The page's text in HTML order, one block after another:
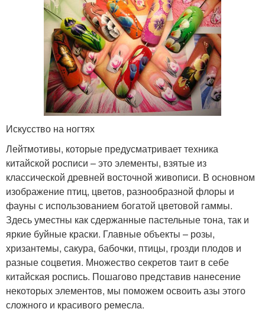
Искусство на ногтях
Лейтмотивы, которые предусматривает техника
китайской росписи – это элементы, взятые из
классической древней восточной живописи. В основном
изображение птиц, цветов, разнообразной флоры и
фауны с использованием богатой цветовой гаммы.
Здесь уместны как сдержанные пастельные тона, так и
яркие буйные краски. Главные объекты – розы,
хризантемы, сакура, бабочки, птицы, грозди плодов и
разные соцветия. Множество секретов таит в себе
китайская роспись. Пошагово представив нанесение
некоторых элементов, мы поможем освоить азы этого
сложного и красивого ремесла.